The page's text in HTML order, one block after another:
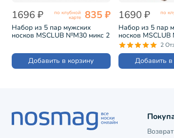
1696 ₽ по клубной
карте 835 ₽
Набор из 5 пар мужских
носков MSCLUB №М30 микс 2
Добавить в корзину
1690 ₽ по
Набор из 5 пар
носков
(ВИ5-НМ48) 2
Добавить в